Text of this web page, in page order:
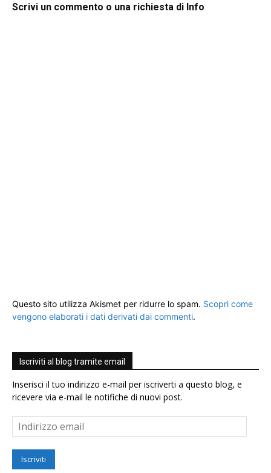
Scrivi un commento o una richiesta di Info
Questo sito utilizza Akismet per ridurre lo spam. Scopri come
vengono elaborati i dati derivati dai commenti.
Iscriviti al blog tramite email
Inserisci il tuo indirizzo e-mail per iscriverti a questo blog, e
ricevere via e-mail le notifiche di nuovi post.
Indirizzo
email
Iscriviti